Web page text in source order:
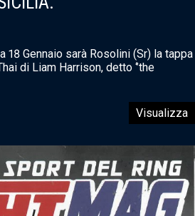
18 Gennaio sarà Rosolini (Sr) la tappa
di Liam Harrison, detto ‘’the
Visualizza